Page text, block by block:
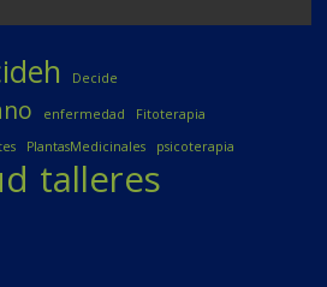
Decide
enfermedad
Fitoterapia
PlantasMedicinales psicoterapia
talleres